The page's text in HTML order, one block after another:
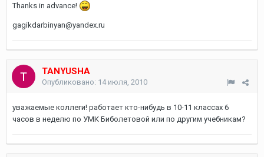
Thanks in advance!
gagikdarbinyan@yandex.ru
TANYUSHA
Опубликовано: 14 июля, 2010
уважаемые коллеги! работает кто-нибудь в 10-11 классах 6
часов в неделю по УМК Биболетовой или по другим учебникам?